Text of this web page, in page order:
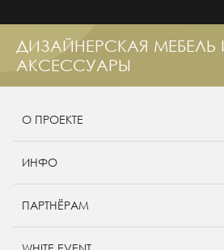
ДИЗАЙНЕРСКАЯ МЕБЕЛЬ
АКСЕССУАРЫ
О ПРОЕКТЕ
ИНФО
ПАРТНЁРАМ